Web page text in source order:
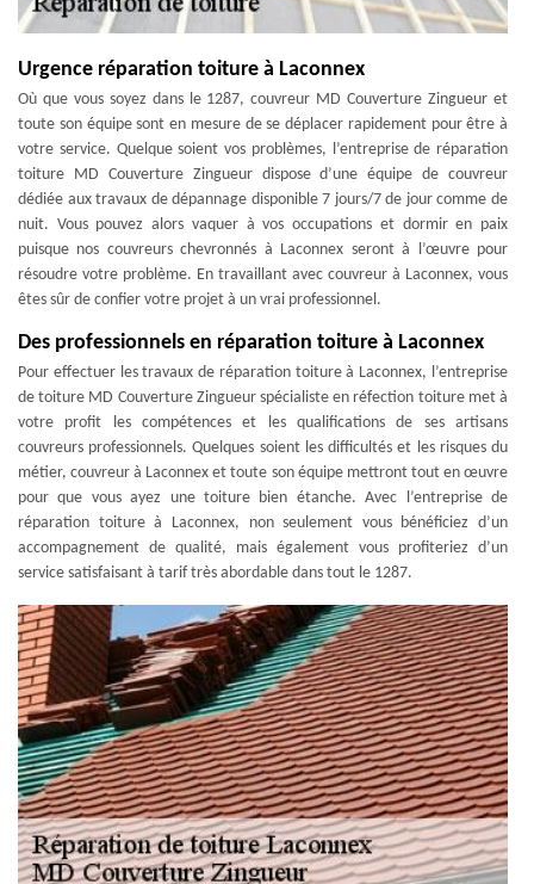
Urgence réparation toiture à Laconnex
Où que vous soyez dans le 1287, couvreur MD Couverture Zingueur et
toute son équipe sont en mesure de se déplacer rapidement pour être à
votre service. Quelque soient vos problèmes, l’entreprise de réparation
toiture MD Couverture Zingueur dispose d’une équipe de couvreur
dédiée aux travaux de dépannage disponible 7 jours/7 de jour comme de
nuit. Vous pouvez alors vaquer à vos occupations et dormir en paix
puisque nos couvreurs chevronnés à Laconnex seront à l’œuvre pour
résoudre votre problème. En travaillant avec couvreur à Laconnex, vous
êtes sûr de confier votre projet à un vrai professionnel.
Des professionnels en réparation toiture à Laconnex
Pour effectuer les travaux de réparation toiture à Laconnex, l’entreprise
de toiture MD Couverture Zingueur spécialiste en réfection toiture met à
votre profit les compétences et les qualifications de ses artisans
couvreurs professionnels. Quelques soient les difficultés et les risques du
métier, couvreur à Laconnex et toute son équipe mettront tout en œuvre
pour que vous ayez une toiture bien étanche. Avec l’entreprise de
réparation toiture à Laconnex, non seulement vous bénéficiez d’un
accompagnement de qualité, mais également vous profiteriez d’un
service satisfaisant à tarif très abordable dans tout le 1287.